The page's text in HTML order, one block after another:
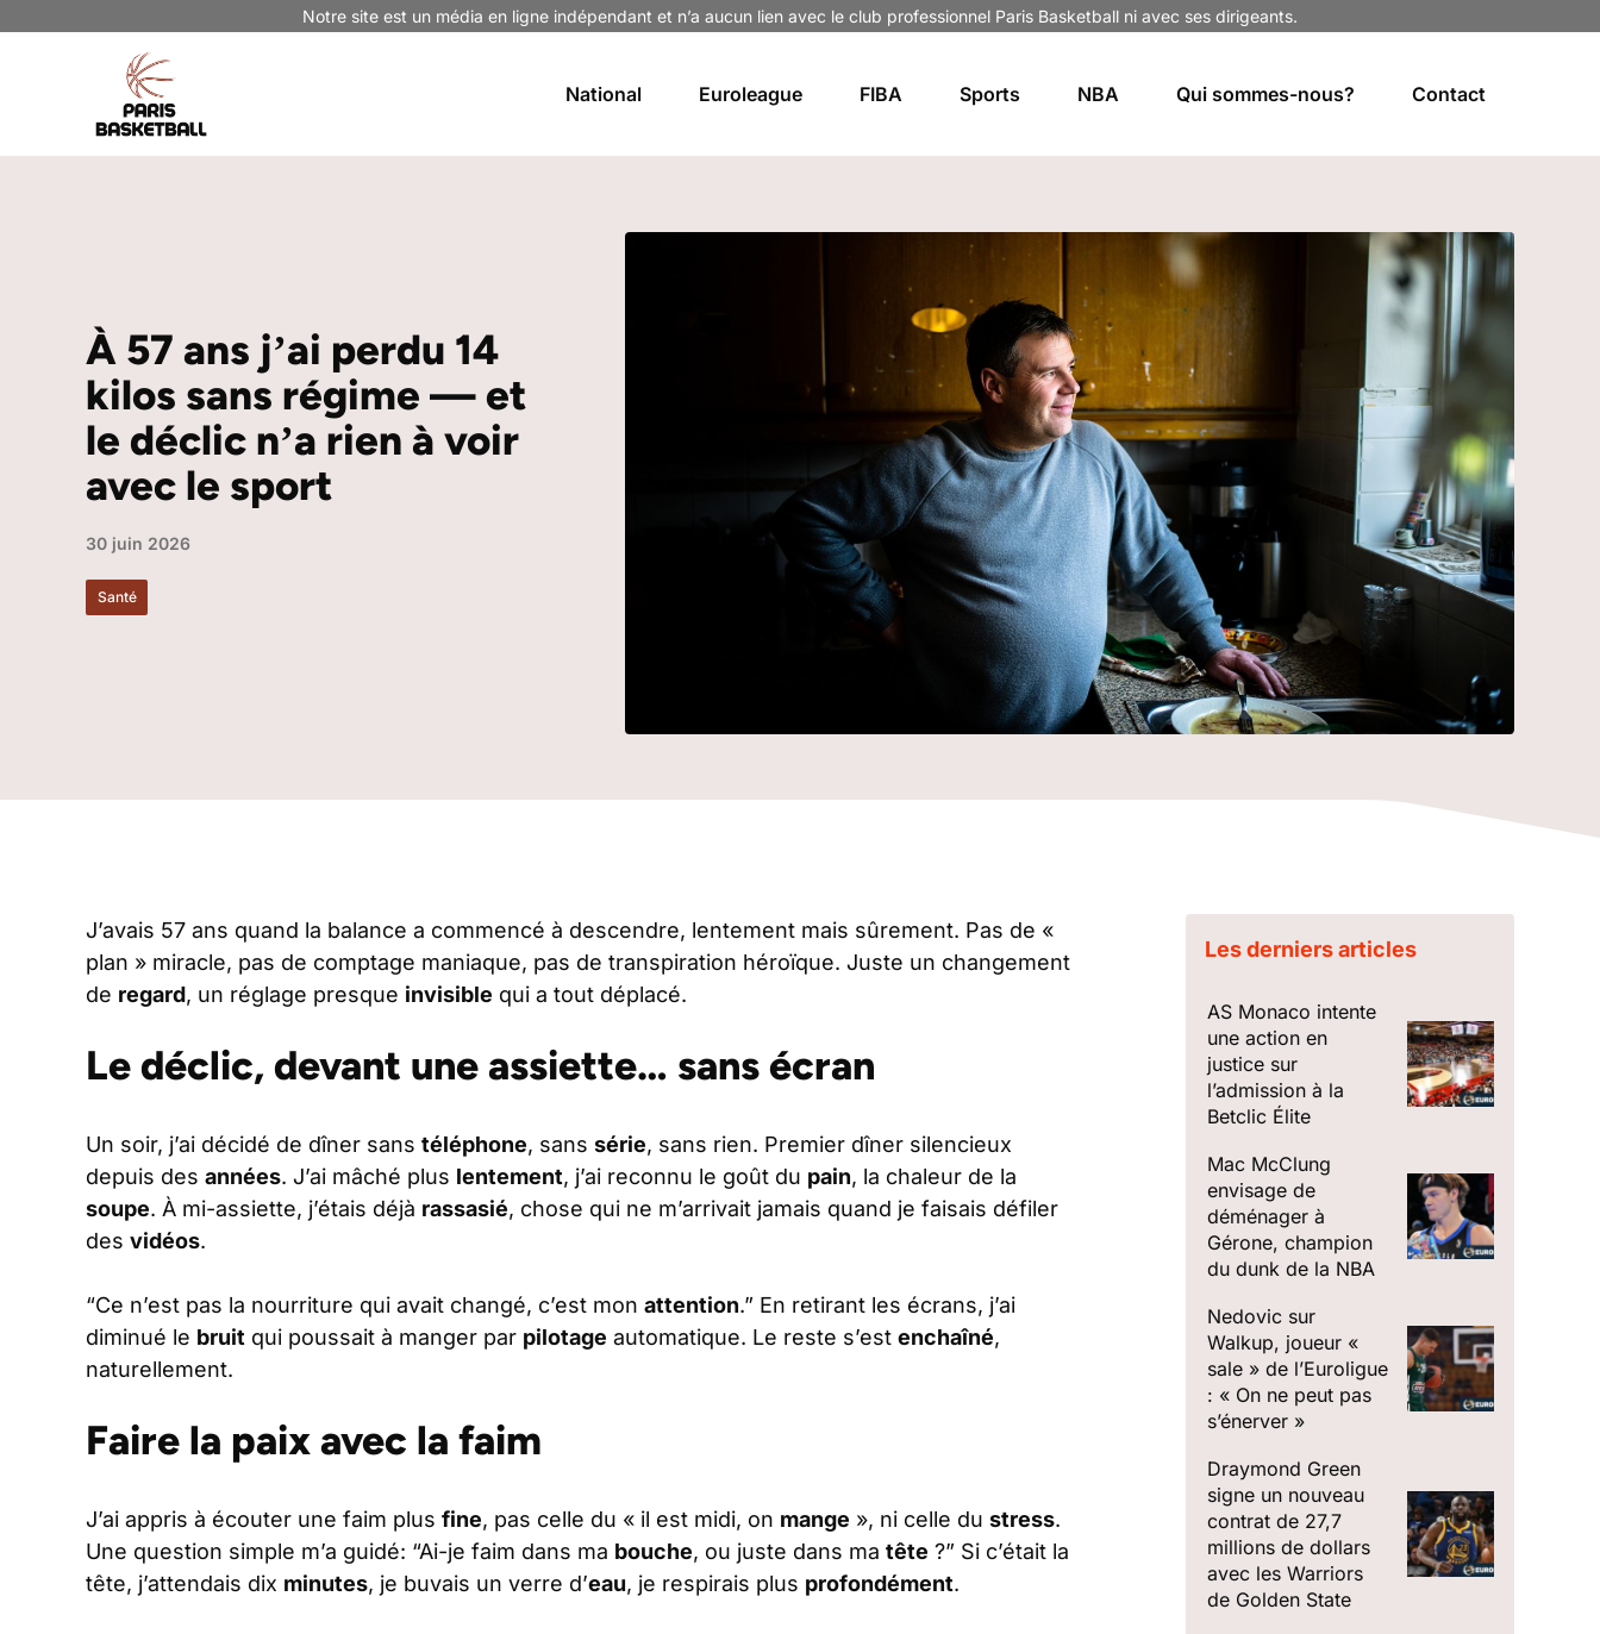
Notre site est un média en ligne indépendant et n’a aucun lien avec le club professionnel Paris Basketball ni avec ses dirigeants.
National Euroleague FIBA Sports NBA Qui sommes-nous? Contact
À 57 ans jʼai perdu 14
kilos sans régime — et
le déclic nʼa rien à voir
avec le sport
30 juin 2026
Santé
J’avais 57 ans quand la balance a commencé à descendre, lentement mais sûrement. Pas de «
plan » miracle, pas de comptage maniaque, pas de transpiration héroïque. Juste un changement
de regard, un réglage presque invisible qui a tout déplacé.
Le déclic, devant une assiette… sans écran
Un soir, j’ai décidé de dîner sans téléphone, sans série, sans rien. Premier dîner silencieux
depuis des années. J’ai mâché plus lentement, j’ai reconnu le goût du pain, la chaleur de la
soupe. À mi-assiette, j’étais déjà rassasié, chose qui ne m’arrivait jamais quand je faisais défiler
des vidéos.
“Ce n’est pas la nourriture qui avait changé, c’est mon attention.” En retirant les écrans, j’ai
diminué le bruit qui poussait à manger par pilotage automatique. Le reste s’est enchaîné,
naturellement.
Faire la paix avec la faim
J’ai appris à écouter une faim plus fine, pas celle du « il est midi, on mange », ni celle du stress.
Une question simple m’a guidé: “Ai-je faim dans ma bouche, ou juste dans ma tête ?” Si c’était la
tête, j’attendais dix minutes, je buvais un verre d’eau, je respirais plus profondément.
Les derniers articles
AS Monaco intente
une action en
justice sur
l’admission à la
Betclic Élite
Mac McClung
envisage de
déménager à
Gérone, champion
du dunk de la NBA
Nedovic sur
Walkup, joueur «
sale » de l’Euroligue
: « On ne peut pas
s’énerver »
Draymond Green
signe un nouveau
contrat de 27,7
millions de dollars
avec les Warriors
de Golden State